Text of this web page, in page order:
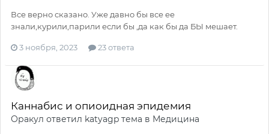
Все верно сказано. Уже давно бы все ее
знали,курили,парили если бы ,да как бы да БЫ мешает.
3 ноября, 2023 23 ответа
Каннабис и опиоидная эпидемия
Оракул ответил katyagp тема в Медицина